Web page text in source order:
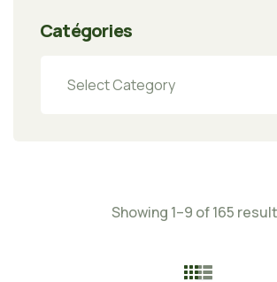
Catégories
Showing 1–9 of 165